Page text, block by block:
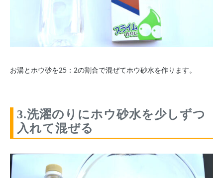
お湯とホウ砂を25：2の割合で混ぜてホウ砂水を作ります。
3.洗濯のりにホウ砂水を少しずつ
入れて混ぜる